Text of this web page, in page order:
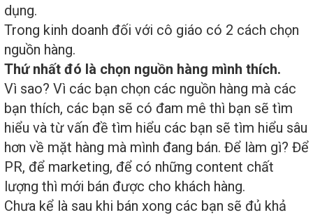
dụng.
Trong kinh doanh đối với cô giáo có 2 cách chọn
nguồn hàng.
Thứ nhất đó là chọn nguồn hàng mình thích.
Vì sao? Vì các bạn chọn các nguồn hàng mà các
bạn thích, các bạn sẽ có đam mê thì bạn sẽ tìm
hiểu và từ vấn đề tìm hiểu các bạn sẽ tìm hiểu sâu
hơn về mặt hàng mà mình đang bán. Để làm gì? Để
PR, để marketing, để có những content chất
lượng thì mới bán được cho khách hàng.
Chưa kể là sau khi bán xong các bạn sẽ đủ khả